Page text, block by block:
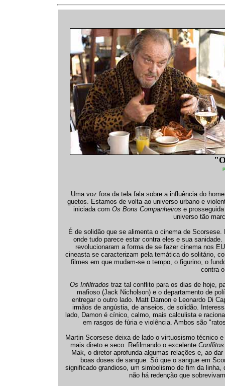
Uma voz fora da tela fala sobre a influência do
guetos. Estamos de volta ao universo urbano e
iniciada com Os Bons Companheiros e
universo tão
É de solidão que se alimenta o cinema de
onde tudo parece estar contra eles e sua sanidade.
revolucionaram a forma de se fazer cinema nos
cineasta se caracterizam pela temática do solitário,
filmes em que mudam-se o tempo, o figurino, o
contra
Os Infiltrados traz tal conflito para os dias de hoje,
mafioso (Jack Nicholson) e o departamento de
entregar o outro lado. Matt Damon e Leonardo Di
irmãos de angústia, de anseios, de solidão.
lado, Damon é cínico, calmo, mais calculista e
em rasgos de fúria e violência. Ambos são
Martin Scorsese deixa de lado o virtuosismo técnico
mais direto e seco. Refilmando o excelente
Mak, o diretor aprofunda algumas relações e, ao
boas doses de sangue. Só que o sangue em
significado grandioso, um simbolismo de fim da
não há redenção que